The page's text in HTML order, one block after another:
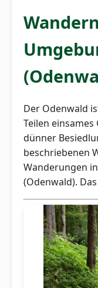
Der Odenwald
Teilen
dünner
beschriebenen
Wanderungen
(Odenwald).